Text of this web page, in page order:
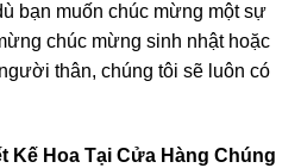
bạn muốn chúc mừng một sự
chúc mừng sinh nhật hoặc
thân, chúng tôi sẽ luôn có
Kế Hoa Tại Cửa Hàng Chúng